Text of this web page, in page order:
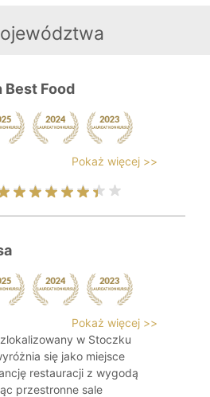
Best Food
Pokaż więcej >>
Pokaż więcej >>
w Stoczku
się jako miejsce
restauracji z wygodą
przestronne sale